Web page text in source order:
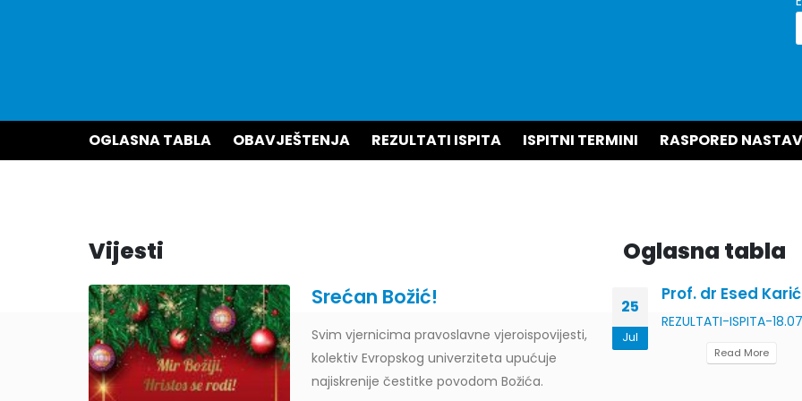
OGLASNA TABLA OBAVJEŠTENJA REZULTATI ISPITA ISPITNI TERMINI RASPORED
Vijesti
Srećan Božić!
Svim vjernicima pravoslavne vjeroispovijesti,
kolektiv Evropskog univerziteta upućuje
najiskrenije čestitke povodom Božića.
Oglasna tabla
30
Jul
Obavještenje za javnost 30.07.2026. godine
I Obavještava se javnost da na magistarski rad pod
inteligencija u savremenoj nastavi fizike,...
Read More
25
Jul
Prof. dr Esed
REZULTATI-ISPITA-
Read More